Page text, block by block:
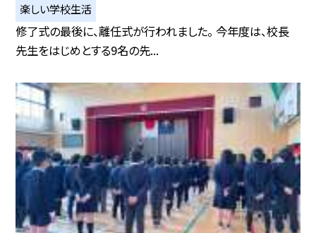
楽しい学校生活
修了式の最後に、離任式が行われました。 今年度は、校長
先生をはじめとする9名の先...